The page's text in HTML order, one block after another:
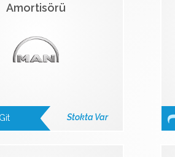
Amortisörü
Stokta Var